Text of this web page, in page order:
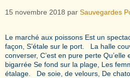
15 novembre 2018 par Sauvegardes
Le marché aux poissons Est un
façon, S’étale sur le port. La halle
converser, C’est en pure perte
bigarrée Se fond sur la plage, Les
étalage. De soie, de velours, De